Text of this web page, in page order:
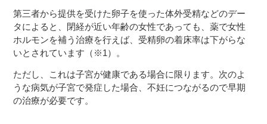
第三者から提供を受けた卵子を使った体外受精などのデー
タによると、閉経が近い年齢の女性であっても、薬で女性
ホルモンを補う治療を行えば、受精卵の着床率は下がらな
いとされています（※1）。
ただし、これは子宮が健康である場合に限ります。次のよ
うな病気が子宮で発症した場合、不妊につながるので早期
の治療が必要です。